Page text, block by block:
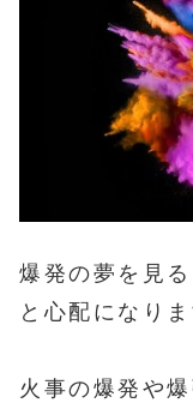
爆発の夢を見
と心配になりま
火事の爆発や